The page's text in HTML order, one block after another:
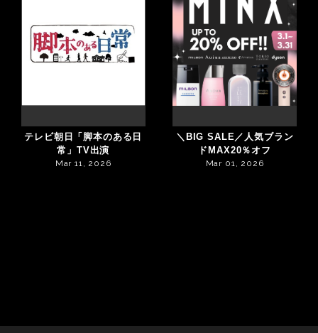
テレビ朝日「脚本のある日
常」TV出演
Mar 11, 2026
＼BIG SALE／人気ブラン
ドMAX20％オフ
Mar 01, 2026